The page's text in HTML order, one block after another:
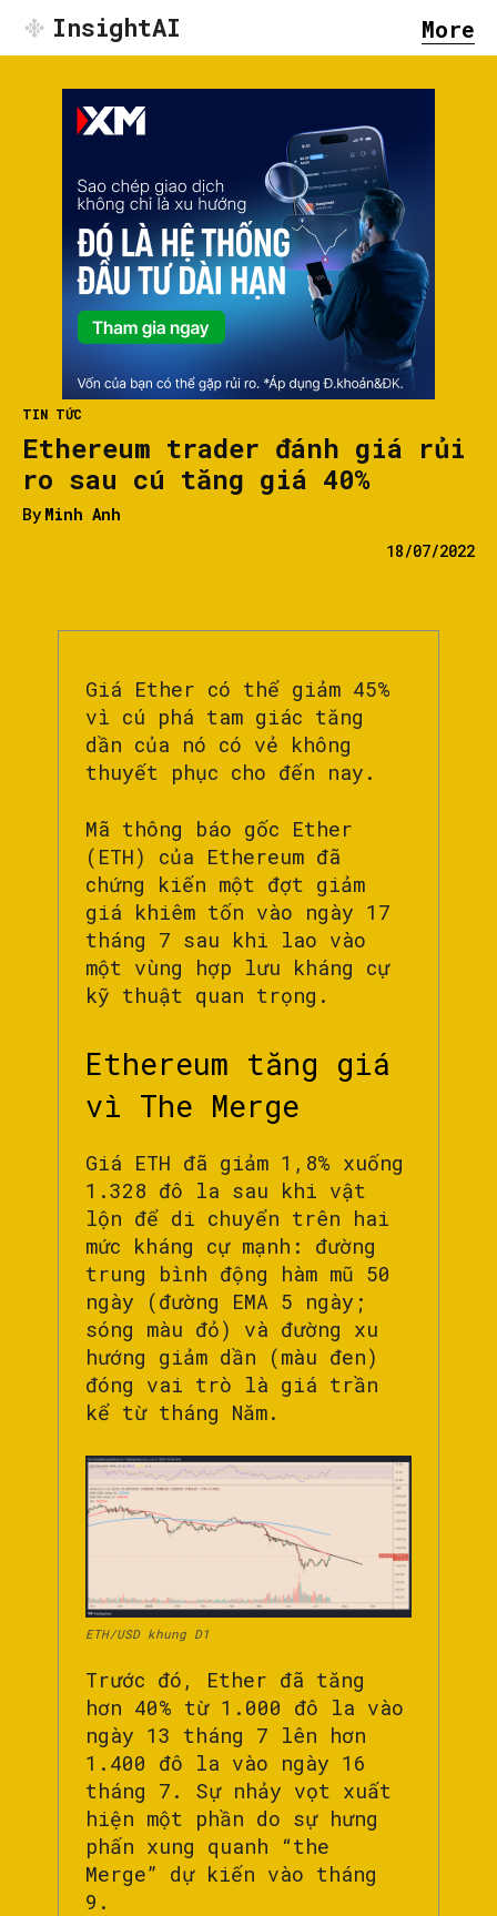
InsightAI More
TIN TỨC
Ethereum trader đánh giá rủi
ro sau cú tăng giá 40%
By Minh Anh
18/07/2022
Giá Ether có thể giảm 45%
vì cú phá tam giác tăng
dần của nó có vẻ không
thuyết phục cho đến nay.
Mã thông báo gốc Ether
(ETH) của Ethereum đã
chứng kiến một đợt giảm
giá khiêm tốn vào ngày 17
tháng 7 sau khi lao vào
một vùng hợp lưu kháng cự
kỹ thuật quan trọng.
Ethereum tăng giá
vì The Merge
Giá ETH đã giảm 1,8% xuống
1.328 đô la sau khi vật
lộn để di chuyển trên hai
mức kháng cự mạnh: đường
trung bình động hàm mũ 50
ngày (đường EMA 5 ngày;
sóng màu đỏ) và đường xu
hướng giảm dần (màu đen)
đóng vai trò là giá trần
kể từ tháng Năm.
ETH/USD khung D1
Trước đó, Ether đã tăng
hơn 40% từ 1.000 đô la vào
ngày 13 tháng 7 lên hơn
1.400 đô la vào ngày 16
tháng 7. Sự nhảy vọt xuất
hiện một phần do sự hưng
phấn xung quanh “the
Merge” dự kiến vào tháng
9.